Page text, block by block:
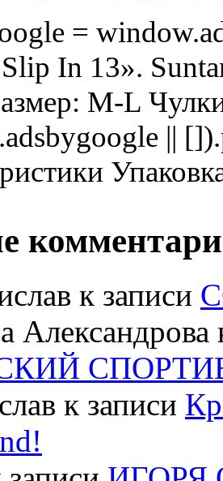
=
In 13».
M-L
||
к записи
Александрова
к записи